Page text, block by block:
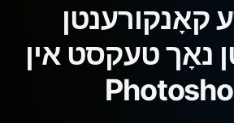
קאָנקורענטן
נאָך טעקסט אין